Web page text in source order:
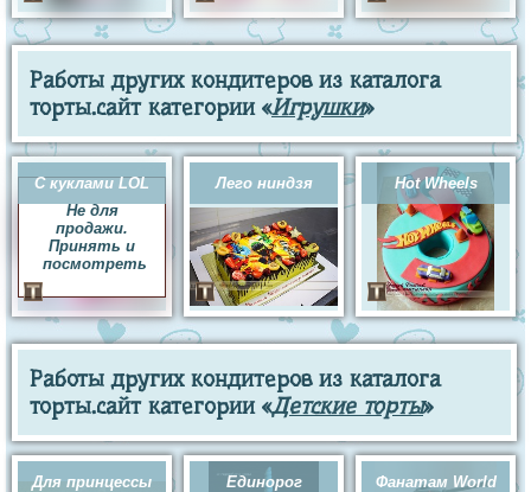
Работы других кондитеров из каталога
торты.сайт категории «Игрушки»
С куклами LOL
Не для
продажи.
Принять и
посмотреть
Лего ниндзя Hot Wheels
Работы других кондитеров из каталога
торты.сайт категории «Детские торты»
Для принцессы Единорог
Фанатам World